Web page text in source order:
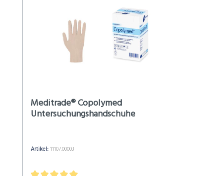
Meditrade® Copolymed
Untersuchungshandschuhe
Artikel:11107.00003